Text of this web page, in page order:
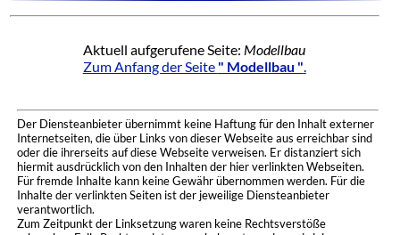
Aktuell aufgerufene Seite: Modellbau
Zum Anfang der Seite " Modellbau "
Der Diensteanbieter übernimmt keine Haftung für den Inhalt externer
Internetseiten, die über Links von dieser Webseite aus erreichbar sind
oder die ihrerseits auf diese Webseite verweisen. Er distanziert sich
hiermit ausdrücklich von den Inhalten der hier verlinkten Webseiten.
Für fremde Inhalte kann keine Gewähr übernommen werden. Für die
Inhalte der verlinkten Seiten ist der jeweilige Diensteanbieter
verantwortlich.
Zum Zeitpunkt der Linksetzung waren keine Rechtsverstöße